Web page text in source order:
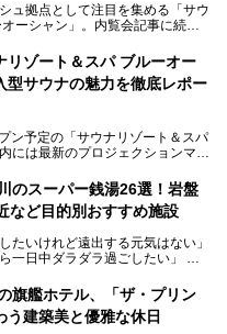
ュ拠点として注目を集める「サウ
ーシャン」。内覧会記事に続
ちよさはもちろん、リラックスス
徹底チェック。新横浜エリアで日
人、ライブやスポーツ観戦遠征組
リゾート＆スパ ブルーオー
型サウナの魅力を徹底レポー
ン予定の「サウナリゾート＆スパ
には最新のプロジェクションマッ
）”を体験できます。
設に一足先にお邪魔し、その全貌
した！
、魚たちが泳ぐ水風呂、そしてバ
スペース…。驚きの連続だった館
！
のスーパー銭湯26選！岩盤
など目的別おすすめ施設
たいけれど遠出する元気はない」
一日中ダラダラ過ごしたい」
いう願いを叶えてくれるのが、神
旗艦ホテル、「ザ・プリン
う建築美と優雅な休日